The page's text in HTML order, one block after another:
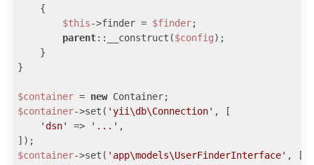
{
$this->finder = $finder;
parent::__construct($config);
    }
}
$container = new
$container->set( 'yii\db\Connection' , [
'dsn'
=> '...' ,
$container->set( 'app\models\UserFinderInterface' , [